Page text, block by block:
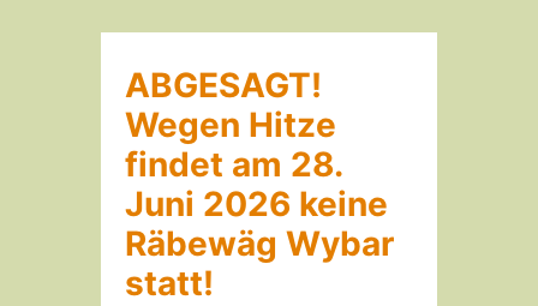
ABGESAGT!
Wegen Hitze
findet am 28.
Juni 2026 keine
Räbewäg Wybar
statt!